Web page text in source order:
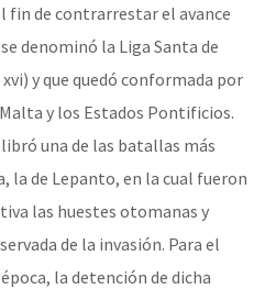
fin de contrarrestar el avance
denominó la Liga Santa de
y que quedó conformada por
y los Estados Pontificios.
una de las batallas más
de Lepanto, en la cual fueron
las huestes otomanas y
de la invasión. Para el
la detención de dicha